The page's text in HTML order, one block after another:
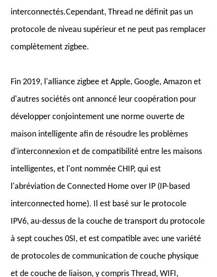
interconnectés.Cependant, Thread ne définit pas un
protocole de niveau supérieur et ne peut pas remplacer
complètement zigbee.
Fin 2019, l'alliance zigbee et Apple, Google, Amazon et
d'autres sociétés ont annoncé leur coopération pour
développer conjointement une norme ouverte de
maison intelligente afin de résoudre les problèmes
d'interconnexion et de compatibilité entre les maisons
intelligentes, et l'ont nommée CHIP, qui est
l'abréviation de Connected Home over IP (IP-based
interconnected home). Il est basé sur le protocole
IPV6, au-dessus de la couche de transport du protocole
à sept couches 0SI, et est compatible avec une variété
de protocoles de communication de couche physique
et de couche de liaison, y compris Thread, WIFI,